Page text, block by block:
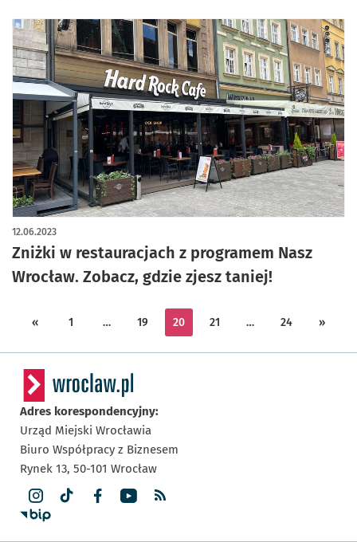
Zniżki w restauracjach z programem Nasz
Wrocław. Zobacz, gdzie zjesz taniej!
12.06.2023
« 1 … 19 20 21 … 24 »
Adres korespondencyjny:
Urząd Miejski Wrocławia
Biuro Współpracy z Biznesem
Rynek 13, 50-101 Wrocław